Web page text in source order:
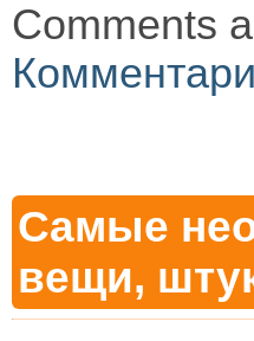
Comments
Самые
вещи,